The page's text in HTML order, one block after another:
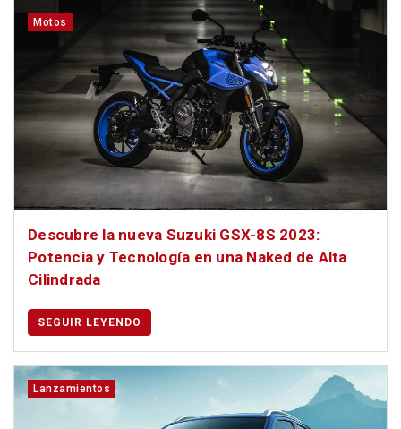
Motos
Descubre la nueva Suzuki GSX-8S 2023:
Potencia y Tecnología en una Naked de Alta
Cilindrada
SEGUIR LEYENDO
Lanzamientos